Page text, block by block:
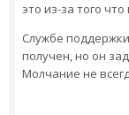
это из-за того
Службе
получен, но он
Молчание не